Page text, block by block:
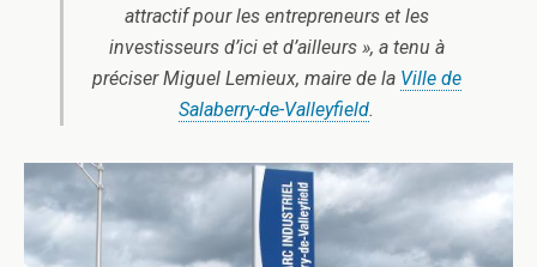
attractif pour les entrepreneurs et les
investisseurs d’ici et d’ailleurs », a tenu à
préciser Miguel Lemieux, maire de la Ville de
Salaberry-de-Valleyfield.